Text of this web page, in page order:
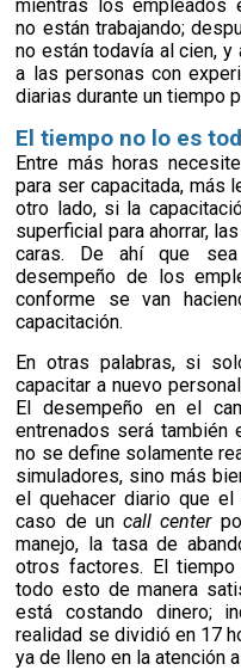
mientras los empleados
no están trabajando;
no están todavía al cien,
a las personas con
diarias durante un tiempo
El tiempo no lo es
Entre más horas
para ser capacitada, más
otro lado, si la
superficial para ahorrar,
caras. De ahí que
desempeño de los
conforme se van
capacitación.
En otras palabras, si
capacitar a nuevo
El desempeño en el
entrenados será
no se define solamente
simuladores, sino más
el quehacer diario que
caso de uncall center
manejo, la tasa de
otros factores. El tiempo
todo esto de manera
está costando dinero;
realidad se dividió en 17
ya de lleno en la atención